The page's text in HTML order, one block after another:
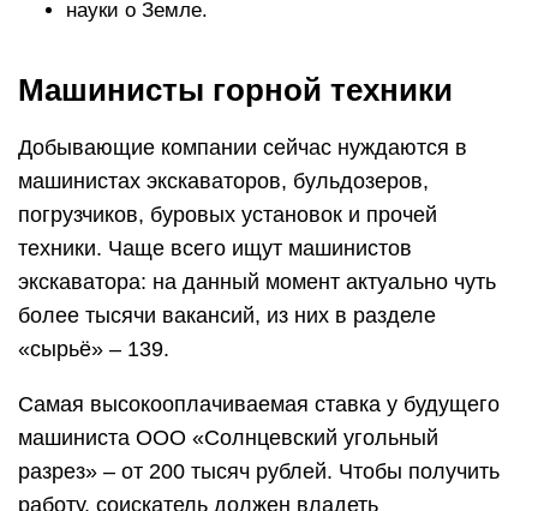
Работа в добыче сырья является одной из самых
оплачиваемых по России. По данным HH.ru, в
прошлом году средняя зарплата горных
Разброс зарплат у машинистов довольно
серьёзный, ведь, опять же, всё зависит от
техники, на которой будущему сотруднику